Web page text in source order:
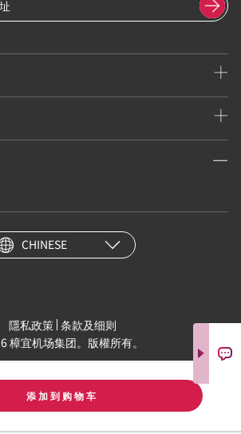
添加到购物车
CHINESE
隱私政策 条款及细则
樟宜机场集团。版權所有。